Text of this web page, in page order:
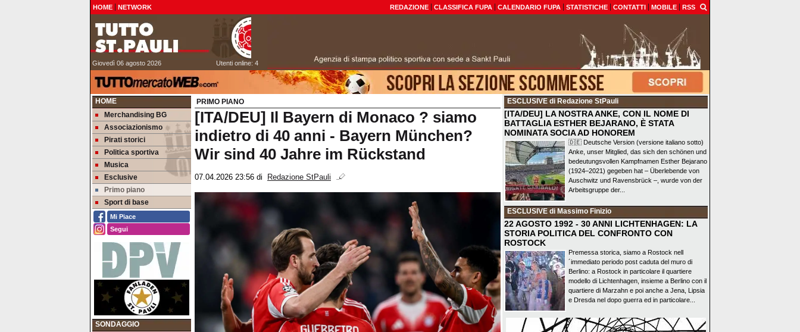
HOME NETWORK REDAZIONE CLASSIFICA FUPA CALENDARIO FUPA STATISTICHE CONTATTI MOBILE RSS
Giovedì 06 agosto 2026 Utenti online: 4
HOME
Merchandising BG
Associazionismo
Pirati storici
Politica sportiva
Musica
Esclusive
Primo piano
Sport di base
Mi Piace
Segui
SONDAGGIO
PRIMO PIANO
[ITA/DEU] Il Bayern di Monaco ? siamo
indietro di 40 anni - Bayern München?
Wir sind 40 Jahre im Rückstand
07.04.2026 23:56 di Redazione StPauli
ESCLUSIVE di Redazione StPauli
[ITA/DEU] LA NOSTRA ANKE, CON IL NOME DI
BATTAGLIA ESTHER BEJARANO, È STATA
NOMINATA SOCIA AD HONOREM
🇩🇪 Deutsche Version (versione italiano sotto)
Anke, unser Mitglied, das sich den schönen und
bedeutungsvollen Kampfnamen Esther Bejarano
(1924–2021) gegeben hat – Überlebende von
Auschwitz und Ravensbrück –, wurde von der
Arbeitsgruppe der...
ESCLUSIVE di Massimo Finizio
22 AGOSTO 1992 - 30 ANNI LICHTENHAGEN: LA
STORIA POLITICA DEL CONFRONTO CON
ROSTOCK
Premessa storica, siamo a Rostock nell
´immediato periodo post caduta del muro di
Berlino: a Rostock in particolare il quartiere
modello di Lichtenhagen, insieme a Berlino con il
quartiere di Marzahn e poi anche a Jena, Lipsia
e Dresda nel dopo guerra ed in particolare...